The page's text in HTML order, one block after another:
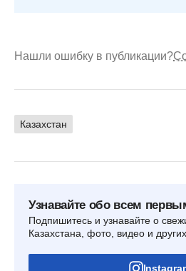
Нашли ошибку в публикации?
Казахстан
Узнавайте обо всем
Подпишитесь и узнавайте о
Казахстана, фото, видео и